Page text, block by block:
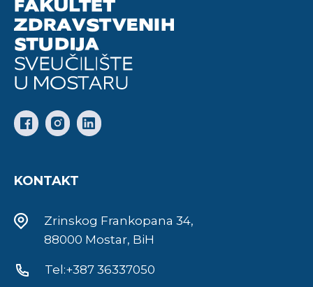
KONTAKT
Zrinskog Frankopana 34,
88000 Mostar, BiH
Tel:+387 36337050